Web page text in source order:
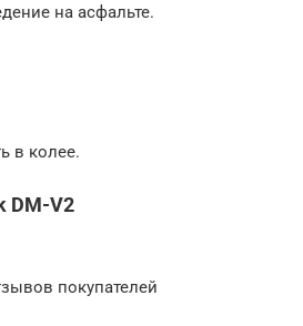
на асфальте.
в колее.
DM-V2
покупателей